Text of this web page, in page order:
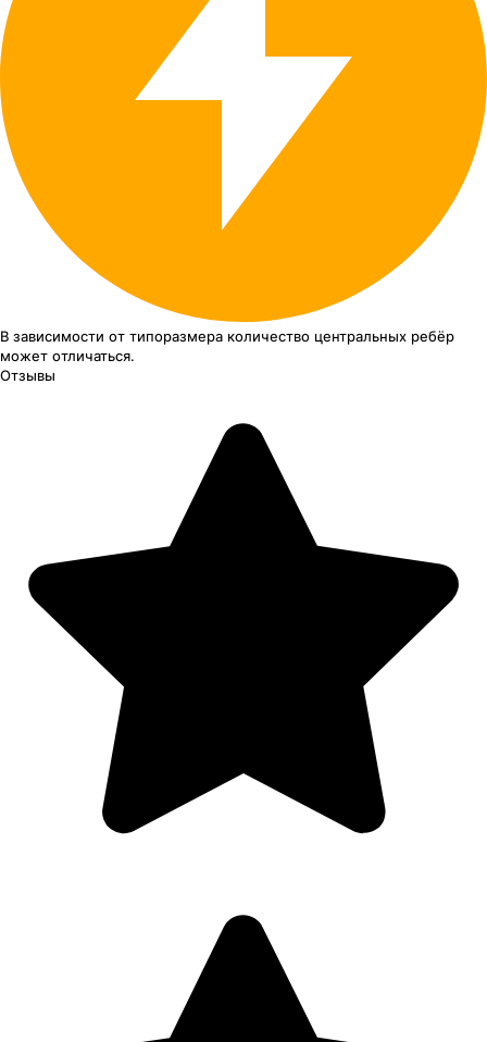
В зависимости от типоразмера количество центральных ребёр
может отличаться.
Отзывы